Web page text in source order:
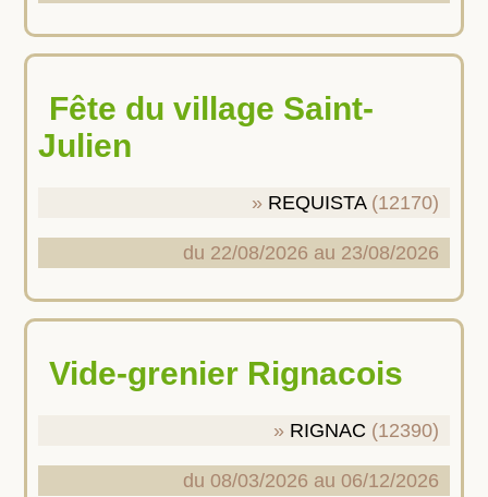
Fête du village Saint-
Julien
REQUISTA(12170)
du 22/08/2026 au 23/08/2026
Vide-grenier Rignacois
RIGNAC (12390)
du 08/03/2026 au 06/12/2026